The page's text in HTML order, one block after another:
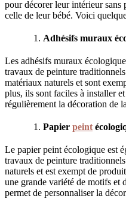
pour décorer leur intérieur sans
celle de leur bébé. Voici
Adhésifs muraux
Les adhésifs muraux
travaux de peinture
matériaux naturels et sont
plus, ils sont faciles à installer
régulièrement la décoration de
Papier peint
Le papier peint écologique est
travaux de peinture
naturels et est exempt de
une grande variété de motifs et
permet de personnaliser la